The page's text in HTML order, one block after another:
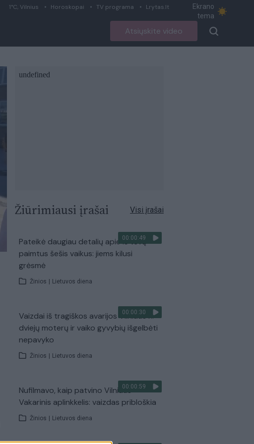
1°C, Vilnius Horoskopai TV programa Lrytas.lt
Ekrano
tema
Atsiųskite video
Žiūrimiausi įrašai Visi įrašai
00:00:49
Pateikė daugiau detalių apie iš tėvų
paimtus šešis vaikus: jiems kilusi
grėsmė
Žinios Lietuvos diena
00:00:30
Vaizdai iš tragiškos avarijos Vilniaus r.:
dviejų moterų ir vaiko gyvybių išgelbėti
nepavyko
Žinios Lietuvos diena
00:00:59
Nufilmavo, kaip patvino Vilniaus
Vakarinis aplinkkelis: vaizdas pribloškia
Žinios Lietuvos diena